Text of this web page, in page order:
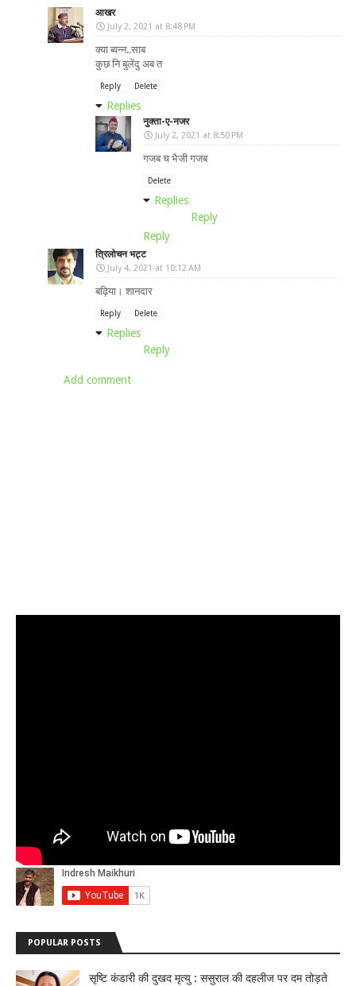
आखर
July 2, 2021 at 8:48 PM
क्या ब्वन्न..साब
कुछ नि बुलेंदु अब त
Reply Delete
Replies
नुक्ता-ए-नजर
July 2, 2021 at 8:50 PM
गजब च भैजी गजब
Delete
Replies
Reply
Reply
त्रिलोचन भट्ट
July 4, 2021 at 10:12 AM
बढ़िया। शानदार
Reply Delete
Replies
Reply
Add comment
POPULAR POSTS
सृष्टि कंडारी की दुखद मृत्यु : ससुराल की दहलीज पर दम तोड़ते